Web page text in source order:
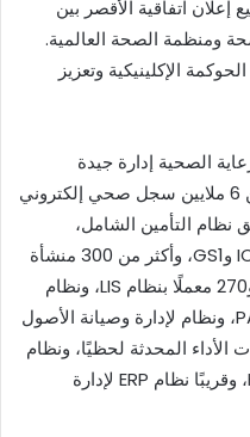
اتفاقية الأقصر بين
ومنظمة الصحة العالمية.
الإكلينيكية وتعزيز
الصحية إدارة جيدة
ومحكمة للبيانات، تعتمد على أكثر من 6 ملايين سجل صحي إلكتروني
التأمين الشامل،
واستخدام أنظمة الترميز الدولية ICD11 وGS1، وأكثر من 300 منشأة
صحية مدعمة بالتكنولوجيا الرقمية، و270 معملًا بنظام LIS، ونظام
الأرشفة الإلكترونية للأشعة PACS/RIS، ونظام لإدارة وصيانة الأصول
المحدثة لحظيًا، ونظام
لإدارة الموارد البشرية إلكترونيًا HRIS، وقريبًا نظام ERP لإدارة